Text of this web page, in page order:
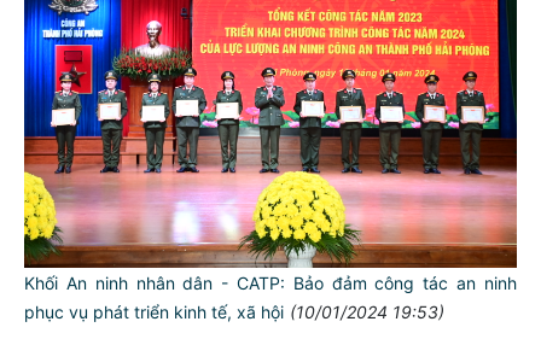
Khối An ninh nhân dân - CATP: Bảo đảm công tác an ninh
phục vụ phát triển kinh tế, xã hội (10/01/2024 19:53)